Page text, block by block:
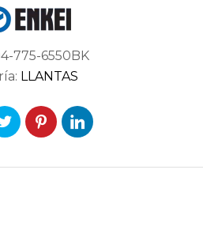
775-6550BK
LLANTAS